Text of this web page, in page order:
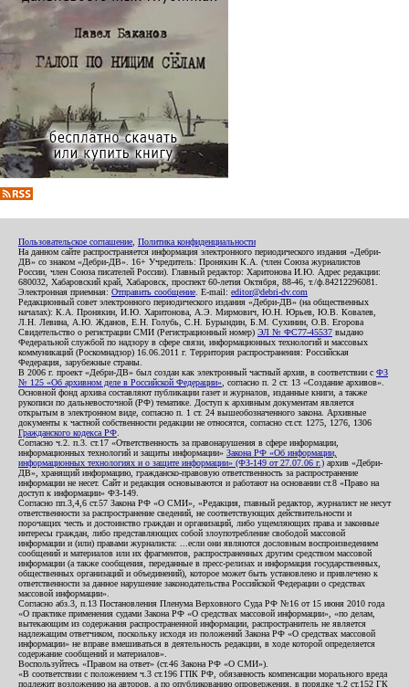
Пользовательское соглашение Политика конфиденциальности
На данном сайте распространяется информация электронного периодического издания «Дебри-
ДВ» со знаком «Дебри-ДВ». 16+ Учредитель: Пронякин К.А. (член Союза журналистов
России, член Союза писателей России). Главный редактор: Харитонова И.Ю. Адрес редакции:
680032, Хабаровский край, Хабаровск, проспект 60-летия Октября, 88-46, т./ф.84212296081.
Электронная приемная: Отправить сообщение . E-mail: editor@debri-dv.com
Редакционный совет электронного периодического издания «Дебри-ДВ» (на общественных
началах): К.А. Пронякин, И.Ю. Харитонова, А.Э. Мирмович, Ю.Н. Юрьев, Ю.В. Ковалев,
Л.Н. Левина, А.Ю. Жданов, Е.Н. Голубь, С.Н. Бурындин, Б.М. Сухинин, О.В. Егорова
Свидетельство о регистрации СМИ (Регистрационный номер) ЭЛ № ФС77-45537 выдано
Федеральной службой по надзору в сфере связи, информационных технологий и массовых
коммуникаций (Роскомнадзор) 16.06.2011 г. Территория распространения: Российская
Федерация, зарубежные страны.
В 2006 г. проект «Дебри-ДВ» был создан как электронный частный архив, в соответствии с ФЗ
№ 125 «Об архивном деле в Российской Федерации» , согласно п. 2 ст. 13 «Создание архивов».
Основной фонд архива составляют публикации газет и журналов, изданные книги, а также
рукописи по дальневосточной (РФ) тематике. Доступ к архивным документам является
открытым в электронном виде, согласно п. 1 ст. 24 вышеобозначенного закона. Архивные
документы к частной собственности редакции не относятся, согласно ст.ст. 1275, 1276, 1306
Гражданского кодекса РФ
Согласно ч.2. п.3. ст.17 «Ответственность за правонарушения в сфере информации,
информационных технологий и защиты информации» Закона РФ «Об информации,
информационных технологиях и о защите информации» (ФЗ-149 от 27.07.06 г.) архив «Дебри-
ДВ», хранящий информацию, гражданско-правовую ответственность за распространение
информации не несет. Сайт и редакция основываются и работают на основании ст.8 «Право на
доступ к информации» ФЗ-149.
Согласно пп.3,4,6 ст.57 Закона РФ «О СМИ», «Редакция, главный редактор, журналист не несут
ответственности за распространение сведений, не соответствующих действительности и
порочащих честь и достоинство граждан и организаций, либо ущемляющих права и законные
интересы граждан, либо представляющих собой злоупотребление свободой массовой
информации и (или) правами журналиста: ...если они являются дословным воспроизведением
сообщений и материалов или их фрагментов, распространенных другим средством массовой
информации (а также сообщения, переданные в пресс-релизах и информация государственных,
общественных организаций и объединений), которое может быть установлено и привлечено к
ответственности за данное нарушение законодательства Российской Федерации о средствах
массовой информации».
Согласно абз.3, п.13 Постановления Пленума Верховного Суда РФ №16 от 15 июня 2010 года
«О практике применения судами Закона РФ «О средствах массовой информации», «по делам,
вытекающим из содержания распространенной информации, распространитель не является
надлежащим ответчиком, поскольку исходя из положений Закона РФ «О средствах массовой
информации» не вправе вмешиваться в деятельность редакции, в ходе которой определяется
содержание сообщений и материалов».
Воспользуйтесь «Правом на ответ» (ст.46 Закона РФ «О СМИ»).
«В соответствии с положением ч.3 ст.196 ГПК РФ, обязанность компенсации морального вреда
подлежит возложению на авторов, а по опубликованию опровержения, в порядке ч.2 ст.152 ГК